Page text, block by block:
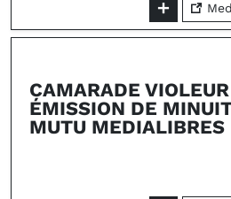
CAMARADE
ÉMISSION DE
MUTU MEDIALIBRES